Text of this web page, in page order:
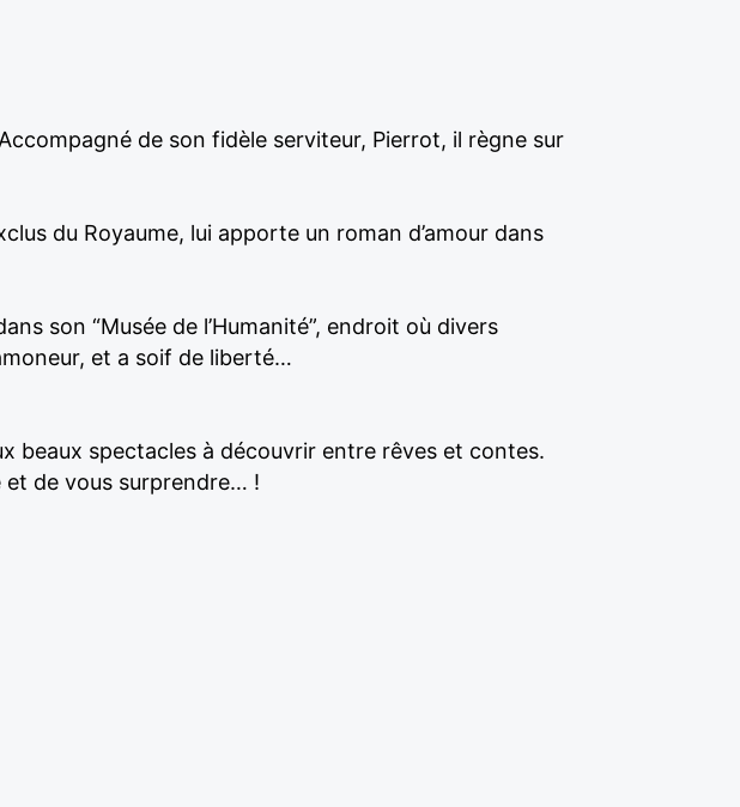
de son fidèle serviteur, Pierrot, il règne sur
du Royaume, lui apporte un roman d’amour dans
son “Musée de l’Humanité”, endroit où divers
et a soif de liberté…
beaux spectacles à découvrir entre rêves et contes.
et de vous surprendre… !